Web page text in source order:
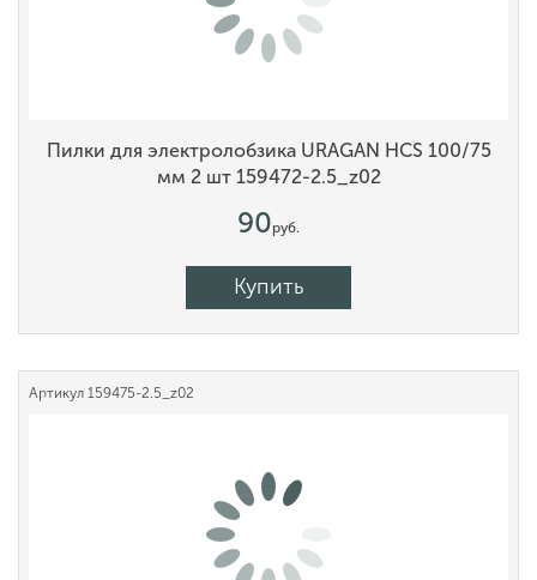
Пилки для электролобзика URAGAN HCS 100/75
мм 2 шт 159472-2.5_z02
90руб.
Купить
Артикул 159475-2.5_z02